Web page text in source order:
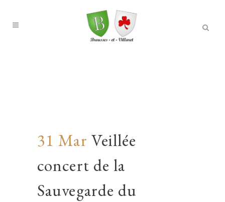
31 Mar Veillée
concert de la
Sauvegarde du